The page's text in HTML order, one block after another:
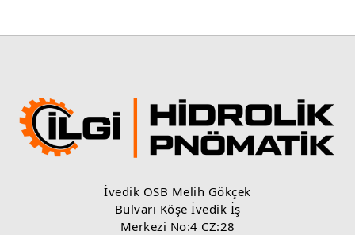
İvedik OSB Melih Gökçek
Bulvarı Köşe İvedik İş
Merkezi No:4 CZ:28